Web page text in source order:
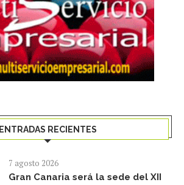
ENTRADAS RECIENTES
7 agosto 2026
Gran Canaria será la sede del XII